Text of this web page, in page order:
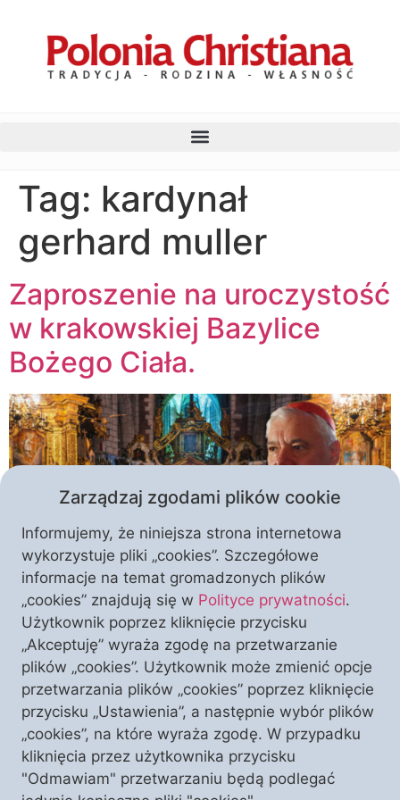
Tag: kardynał
gerhard muller
Zaproszenie na uroczystość
w krakowskiej Bazylice
Bożego Ciała.
Zapraszamy na ważne wydarzenie religijne w
samym sercu Krakowa! W doniosłej i uroczystej
oprawie, z udziałem kard. Gerharda Mullera,
odbędzie się poświęcenie dwóch odrestaurowanych
ołtarzy Bazyliki Bożego Ciała. Ta wyjątkowa Msza
Święta odbędzie się w sobotę 19 listopada 2022 r. o
godz. 12:00. Ołtarze Pana Jezusa Miłosiernego i
Świętego Michała Archanioła, które były poddane
gruntownej […]
Zarządzaj zgodami plików cookie
Informujemy, że niniejsza strona internetowa
wykorzystuje pliki „cookies”. Szczegółowe
informacje na temat gromadzonych plików
„cookies” znajdują się w Polityce prywatności.
Użytkownik poprzez kliknięcie przycisku
„Akceptuję” wyraża zgodę na przetwarzanie
plików „cookies”. Użytkownik może zmienić opcje
przetwarzania plików „cookies” poprzez kliknięcie
przycisku „Ustawienia”, a następnie wybór plików
„cookies”, na które wyraża zgodę. W przypadku
kliknięcia przez użytkownika przycisku
"Odmawiam" przetwarzaniu będą podlegać